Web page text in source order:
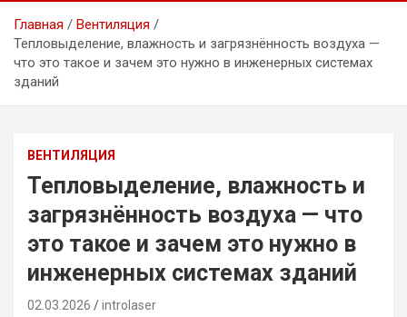
Главная
Вентиляция
Тепловыделение, влажность и загрязнённость воздуха —
что это такое и зачем это нужно в инженерных системах
зданий
ВЕНТИЛЯЦИЯ
Тепловыделение, влажность и
загрязнённость воздуха — что
это такое и зачем это нужно в
инженерных системах зданий
02.03.2026 introlaser